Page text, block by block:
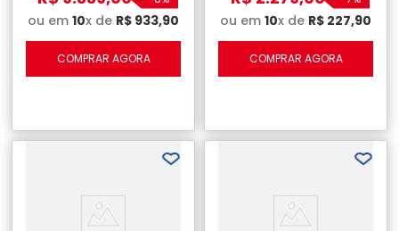
ou em 10x de R$ 933,90
COMPRAR AGORA
ou em 10x de R$ 227,90
COMPRAR AGORA